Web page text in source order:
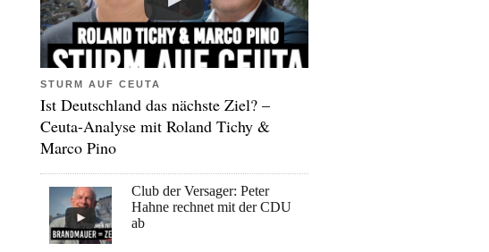
STURM AUF CEUTA
Ist Deutschland das nächste Ziel? –
Ceuta-Analyse mit Roland Tichy &
Marco Pino
Club der Versager: Peter
Hahne rechnet mit der CDU
ab